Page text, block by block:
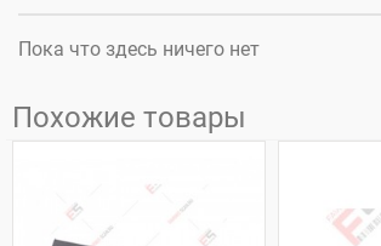
Пока что здесь ничего нет
Похожие товары